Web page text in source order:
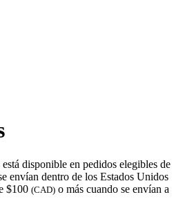
está disponible en pedidos elegibles de
envían dentro de los Estados Unidos
$100 (CAD) o más cuando se envían a